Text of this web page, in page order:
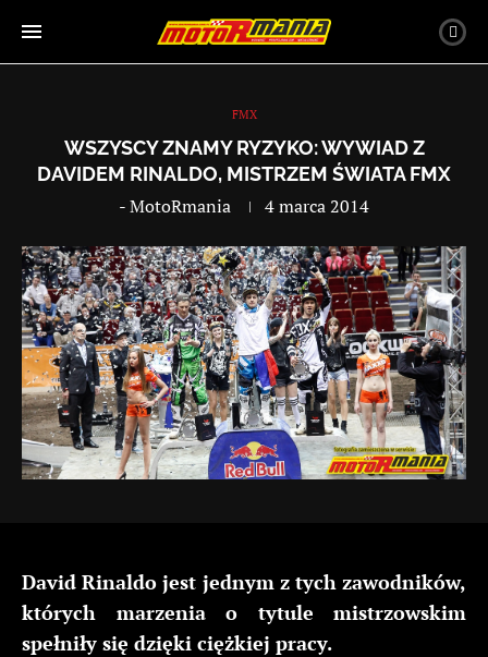
FMX
WSZYSCY ZNAMY RYZYKO: WYWIAD Z
DAVIDEM RINALDO, MISTRZEM ŚWIATA FMX
-MotoRmania 4 marca 2014
David Rinaldo jest jednym z tych zawodników,
których marzenia o tytule mistrzowskim
spełniły się dzięki ciężkiej pracy.